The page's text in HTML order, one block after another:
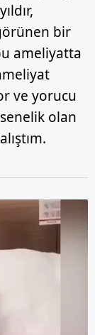
bir
ameliyatta
ve yorucu
olan